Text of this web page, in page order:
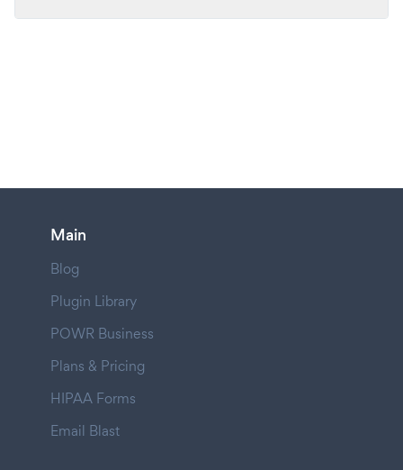
Main
Blog
Plugin Library
POWR Business
Plans & Pricing
HIPAA Forms
Email Blast